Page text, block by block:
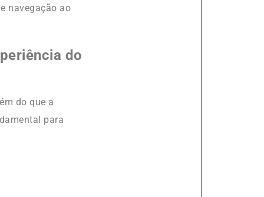
navegação ao
do
do que a
para